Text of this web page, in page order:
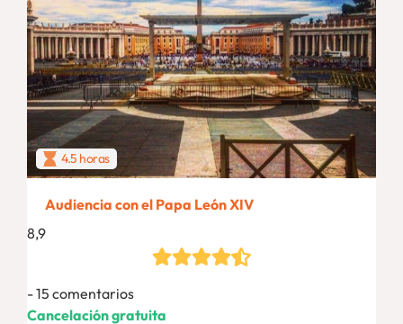
4.5 horas
Audiencia con el Papa León XIV
8,9
15 comentarios
Cancelación gratuita